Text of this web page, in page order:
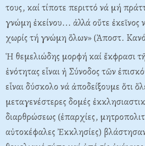
τους, καί τίποτε περιττό νά μή
γνώμη ἐκείνου... ἀλλά οὔτε ἐκεῖνος
χωρίς τή γνώμη ὅλων» (Ἀποστ.
Ἡ θεμελιώδης μορφή καί ἔκφρασι
ἑνότητας εἶναι ἡ Σύνοδος τῶν
εἶναι δύσκολο νά ἀποδείξουμε ὅτι
μεταγενέστερες δομές
διαρθρώσεως (ἐπαρχίες,
αὐτοκέφαλες Ἐκκλησίες)